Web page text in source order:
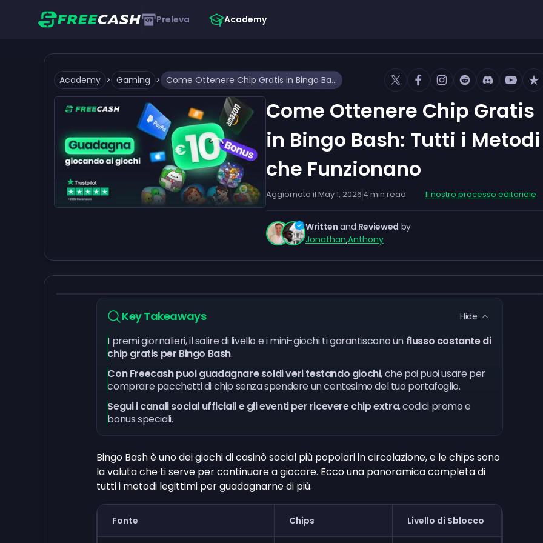
Preleva Academy
Academy > Gaming > Come Ottenere Chip Gratis in Bingo Bash: Tutti i Metodi che Funzionano
Come Ottenere Chip Gratis
in Bingo Bash: Tutti i Metodi
che Funzionano
Aggiornato il May 1, 2026 4 min read Il nostro processo editoriale
Written and Reviewed by
Jonathan,Anthony
Key Takeaways Hide
I premi giornalieri, il salire di livello e i mini-giochi ti garantiscono un flusso costante di
chip gratis per Bingo Bash.
Con Freecash puoi guadagnare soldi veri testando giochi, che poi puoi usare per
comprare pacchetti di chip senza spendere un centesimo del tuo portafoglio.
Segui i canali social ufficiali e gli eventi per ricevere chip extra, codici promo e
bonus speciali.
Bingo Bash è uno dei giochi di casinò social più popolari in circolazione, e le chips sono
la valuta che ti serve per continuare a giocare. Ecco una panoramica completa di
tutti i metodi legittimi per guadagnarne di più.
Fonte Chips Livello di Sblocco